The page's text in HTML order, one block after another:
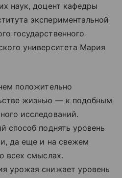
наук, доцент кафедры
экспериментальной
государственного
университета Мария
положительно
жизнью — к подобным
исследований.
способ поднять уровень
да еще и на свежем
всех смыслах.
урожая снижает уровень